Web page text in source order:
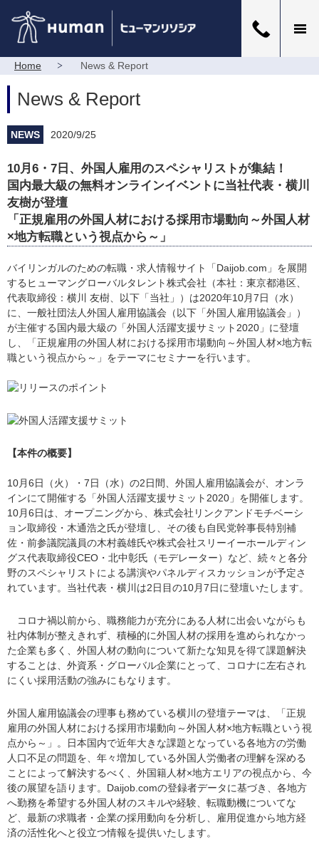
Home News & Report
News & Report
NEWS 2020/9/25
10月6・7日、外国人雇用のスペシャリストが集結！
国内最大級の無料オンラインイベントに当社代表・横川
友樹が登壇
「正規雇用の外国人材における採用市場動向～外国人材
×地方転職という視点から～」
バイリンガルのための転職・求人情報サイト「Daijob.com」を展開
するヒューマングローバルタレント株式会社（本社：東京都港区、
代表取締役：横川 友樹、以下「当社」）は2020年10月7日（水）
に、一般社団法人外国人雇用協議会（以下「外国人雇用協議会」）
が主催する国内最大級の「外国人活躍支援サミット2020」に登壇
し、「正規雇用の外国人材における採用市場動向～外国人材×地方転
職という視点から～」をテーマにセミナーを行います。
【本件の概要】
10月6日（火）・7日（水）の2日間、外国人雇用協議会が、オンラ
インにて開催する「外国人活躍支援サミット2020」を開催します。
10月6日は、オープニングから、株式会社リンクアンドモチベーシ
ョン取締役・木通浩之氏が登壇し、その後も自民党幹事長特別補
佐・前参議院議員の木村義雄氏や株式会社スリーイーホールディン
グス代表取締役CEO・北中彰氏（モデレーター）など、続々と各分
野のスペシャリストによる講演やパネルディスカッションが予定さ
れています。当社代表・横川は2日目の10月7日に登壇いたします。
コロナ禍以前から、職務能力が充分にある人材に出会いながらも
社内体制が整えきれず、積極的に外国人材の採用を進められなかっ
た企業も多く、外国人材の動向について新たな知見を得て課題解決
することは、外資系・グローバル企業にとって、コロナに左右され
にくい採用活動の強みにもなります。
外国人雇用協議会の理事も務めている横川の登壇テーマは、「正規
雇用の外国人材における採用市場動向～外国人材×地方転職という視
点から～」。日本国内で近年大きな課題となっている各地方の労働
人口不足の問題を、年々増加している外国人労働者の理解を深める
ことによって解決するべく、外国籍人材×地方エリアの視点から、今
後の展望を語ります。Daijob.comの登録者データに基づき、各地方
へ勤務を希望する外国人材のスキルや経験、転職動機についてな
ど、最新の求職者・企業の採用動向を分析し、雇用促進から地方経
済の活性化へと役立つ情報を提供いたします。